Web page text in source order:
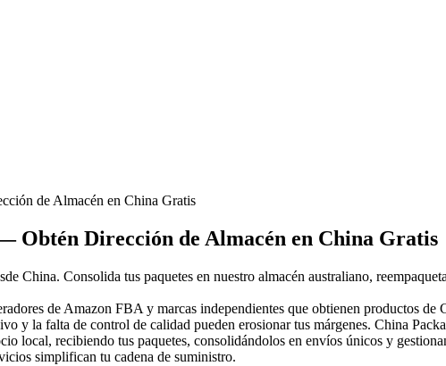
de Almacén en China Gratis
Obtén Dirección de Almacén en China Gratis
China. Consolida tus paquetes en nuestro almacén australiano,
de Amazon FBA y marcas independientes que obtienen productos
y la falta de control de calidad pueden erosionar tus márgenes. China
local, recibiendo tus paquetes, consolidándolos en envíos únicos y
simplifican tu cadena de suministro.